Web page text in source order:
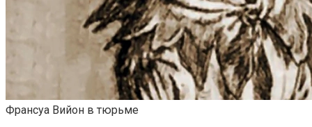
Франсуа Вийон в тюрьме